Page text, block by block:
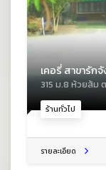
ร้านทั่วไป
เคอรี่ สาขารัก
315 ม.8 ห้วยส้ม
รายละเอียด